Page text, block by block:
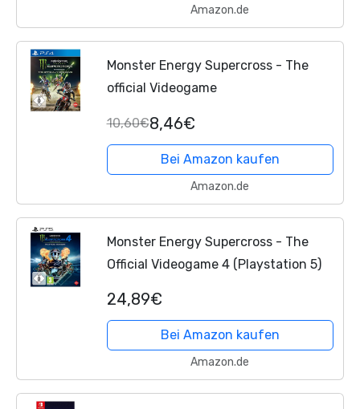
Amazon.de
Monster Energy Supercross - The
official Videogame
10,60€8,46€
Bei Amazon kaufen
Amazon.de
Monster Energy Supercross - The
Official Videogame 4 (Playstation 5)
24,89€
Bei Amazon kaufen
Amazon.de